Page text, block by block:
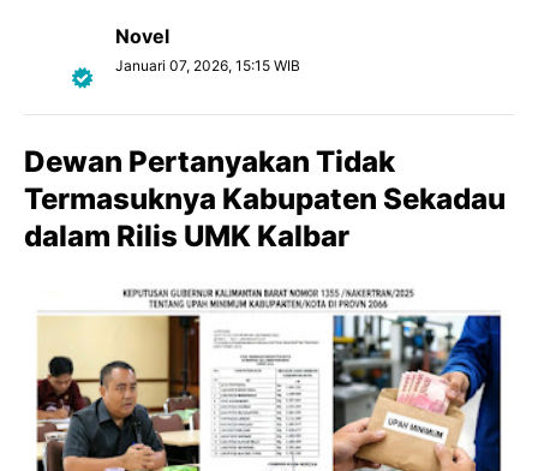
Novel
Januari 07, 2026, 15:15 WIB
Dewan Pertanyakan Tidak
Termasuknya Kabupaten Sekadau
dalam Rilis UMK Kalbar